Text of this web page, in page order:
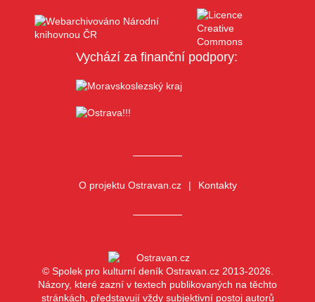
Vychází za finanční podpory:
O projektu Ostravan.cz Kontakty
© Spolek pro kulturní deník Ostravan.cz 2013-2026.
Názory, které zazní v textech publikovaných na těchto
stránkách, představují vždy subjektivní postoj autorů